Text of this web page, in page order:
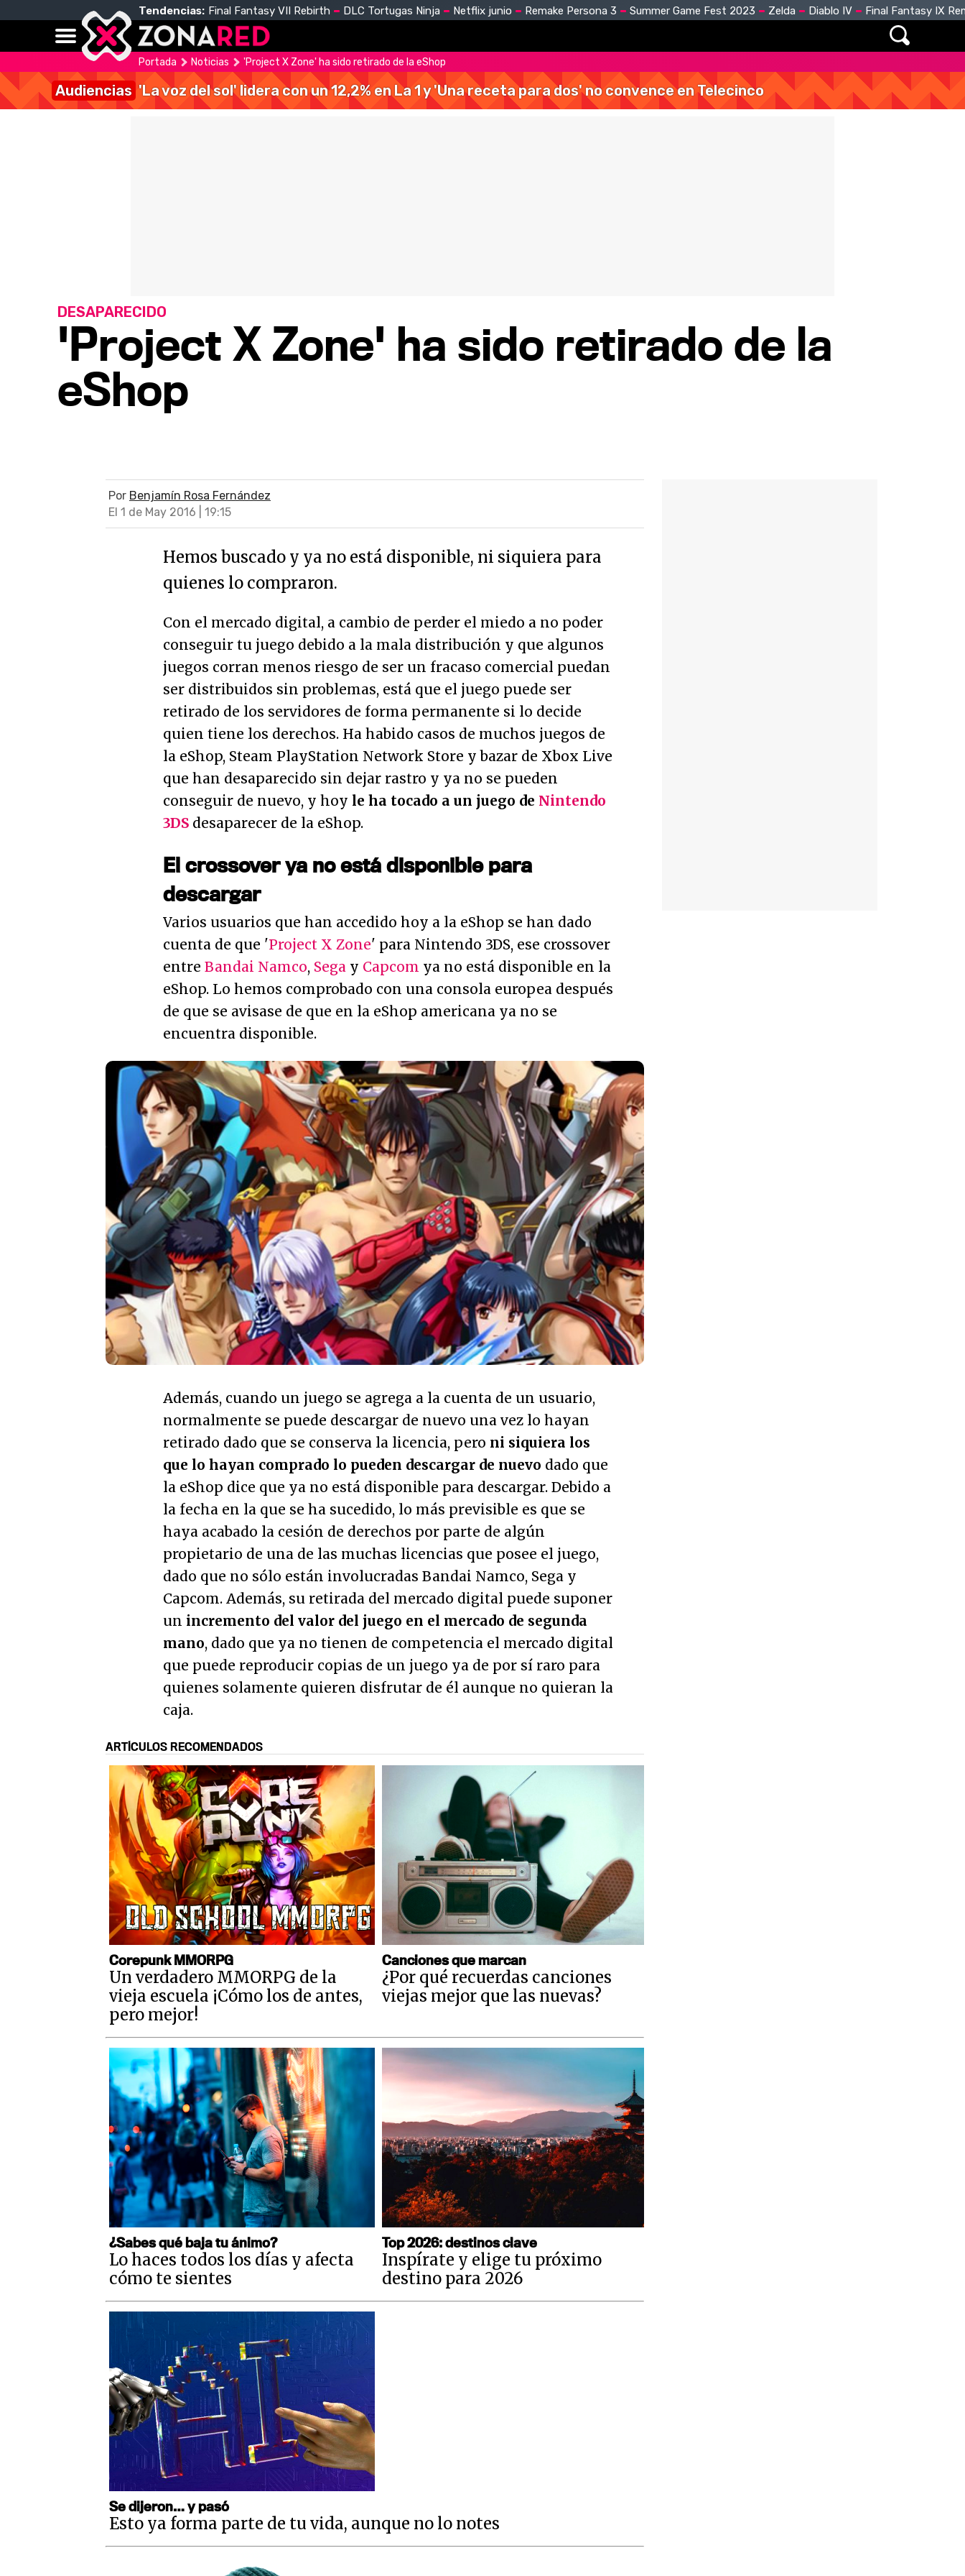
Tendencias: Final Fantasy VII Rebirth DLC Tortugas Ninja Netflix junio Remake Persona 3 Summer Game Fest 2023 Zelda Diablo IV Final Fantasy IX
Portada Noticias 'Project X Zone' ha sido retirado de la eShop
Audiencias 'La voz del sol' lidera con un 12,2% en La 1 y 'Una receta para dos' no convence en Telecinco
'Project X Zone' ha sido retirado de la
eShop
DESAPARECIDO
Por Benjamín Rosa Fernández
El 1 de May 2016 | 19:15
Hemos buscado y ya no está disponible, ni siquiera para
quienes lo compraron.
Con el mercado digital, a cambio de perder el miedo a no poder
conseguir tu juego debido a la mala distribución y que algunos
juegos corran menos riesgo de ser un fracaso comercial puedan
ser distribuidos sin problemas, está que el juego puede ser
retirado de los servidores de forma permanente si lo decide
quien tiene los derechos. Ha habido casos de muchos juegos de
la eShop, Steam PlayStation Network Store y bazar de Xbox Live
que han desaparecido sin dejar rastro y ya no se pueden
conseguir de nuevo, y hoy le ha tocado a un juego de Nintendo
3DS desaparecer de la eShop.
El crossover ya no está disponible para
descargar
Varios usuarios que han accedido hoy a la eShop se han dado
cuenta de que 'Project X Zone' para Nintendo 3DS, ese crossover
entre Bandai Namco, Sega y Capcom ya no está disponible en la
eShop. Lo hemos comprobado con una consola europea después
de que se avisase de que en la eShop americana ya no se
encuentra disponible.
Además, cuando un juego se agrega a la cuenta de un usuario,
normalmente se puede descargar de nuevo una vez lo hayan
retirado dado que se conserva la licencia, pero ni siquiera los
que lo hayan comprado lo pueden descargar de nuevo dado que
la eShop dice que ya no está disponible para descargar. Debido a
la fecha en la que se ha sucedido, lo más previsible es que se
haya acabado la cesión de derechos por parte de algún
propietario de una de las muchas licencias que posee el juego,
dado que no sólo están involucradas Bandai Namco, Sega y
Capcom. Además, su retirada del mercado digital puede suponer
un incremento del valor del juego en el mercado de segunda
mano, dado que ya no tienen de competencia el mercado digital
que puede reproducir copias de un juego ya de por sí raro para
quienes solamente quieren disfrutar de él aunque no quieran la
caja.
ARTÍCULOS RECOMENDADOS
Corepunk MMORPG
Un verdadero MMORPG de la
vieja escuela ¡Cómo los de antes,
pero mejor!
Canciones que marcan
¿Por qué recuerdas canciones
viejas mejor que las nuevas?
¿Sabes qué baja tu ánimo?
Lo haces todos los días y afecta
cómo te sientes
Top 2026: destinos clave
Inspírate y elige tu próximo
destino para 2026
Se dijeron… y pasó
Esto ya forma parte de tu vida, aunque no lo notes